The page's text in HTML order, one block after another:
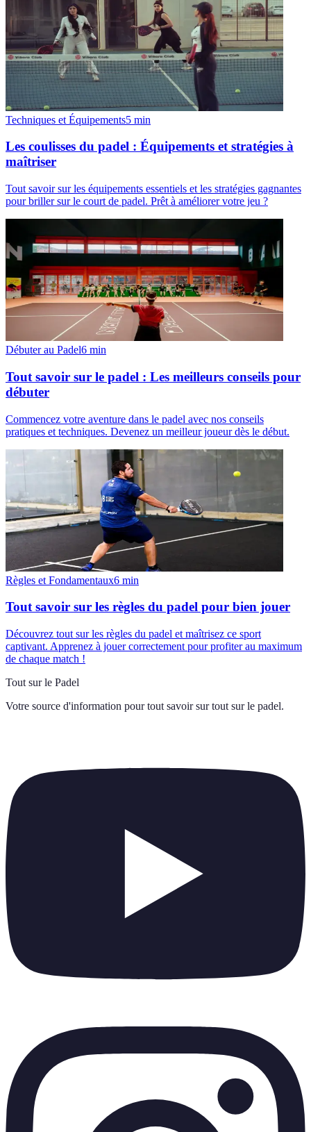
Techniques et Équipements5 min
Les coulisses du padel : Équipements et stratégies à
maîtriser
Tout savoir sur les équipements essentiels et les stratégies gagnantes
pour briller sur le court de padel. Prêt à améliorer votre jeu ?
Débuter au Padel6 min
Tout savoir sur le padel : Les meilleurs conseils pour
débuter
Commencez votre aventure dans le padel avec nos conseils
pratiques et techniques. Devenez un meilleur joueur dès le début.
Règles et Fondamentaux6 min
Tout savoir sur les règles du padel pour bien jouer
Découvrez tout sur les règles du padel et maîtrisez ce sport
captivant. Apprenez à jouer correctement pour profiter au maximum
de chaque match !
Tout sur le Padel
Votre source d'information pour tout savoir sur tout sur le padel.